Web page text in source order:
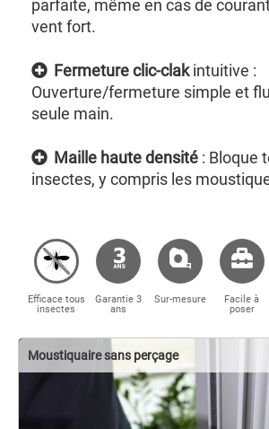
parfaite, même en cas de
vent fort.
Fermeture clic-clakintuitive :
Ouverture/fermeture simple et
seule main.
Maille haute densité : Bloque
insectes, y compris les
Efficace tous
insectes
Garantie 3
ans
Sur-mesure
Facile à
poser
Moustiquaire sans perçage